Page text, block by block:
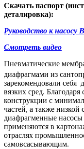
Скачать паспорт
деталировка):
Руководство к
Смотреть видео
Пневматические
диафрагмами из
зарекомендовали себя
вязких сред. Благодаря
конструкции с
частей, а также
диафрагменные
применяются в
отраслях
самовсасывающим.